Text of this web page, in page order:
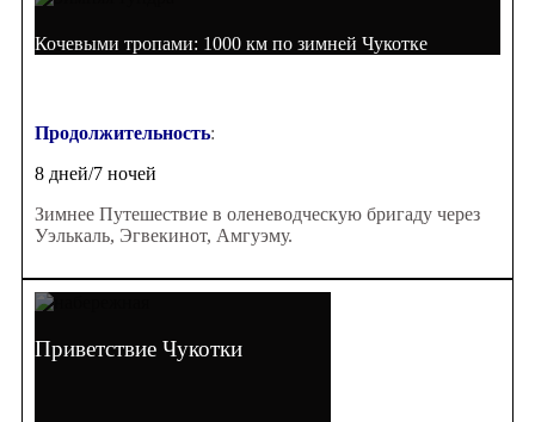
Кочевыми тропами: 1000 км по зимней Чукотке
Продолжительность:
8 дней/7 ночей
Зимнее Путешествие в оленеводческую бригаду через
Уэлькаль, Эгвекинот, Амгуэму.
Приветствие Чукотки